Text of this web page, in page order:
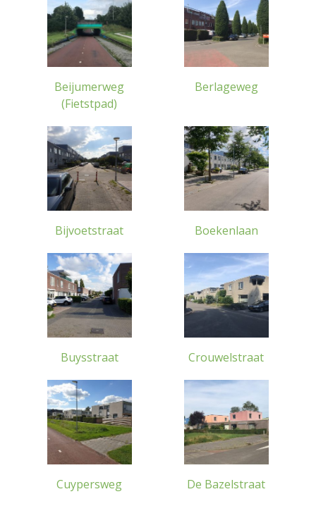
Beijumerweg
(Fietstpad)
Berlageweg
Bijvoetstraat Boekenlaan
Buysstraat Crouwelstraat
Cuypersweg De Bazelstraat